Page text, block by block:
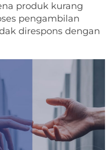
produk kurang
pengambilan
direspons dengan